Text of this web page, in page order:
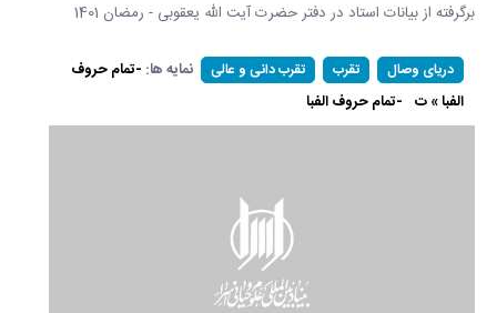
برگرفته از بیانات استاد در دفتر حضرت آیت الله یعقوبی - رمضان 1401
دریای وصال تقرب تقرب دانی و عالی نمایه ها: -تمام حروف
الفبا » ت -تمام حروف الفبا